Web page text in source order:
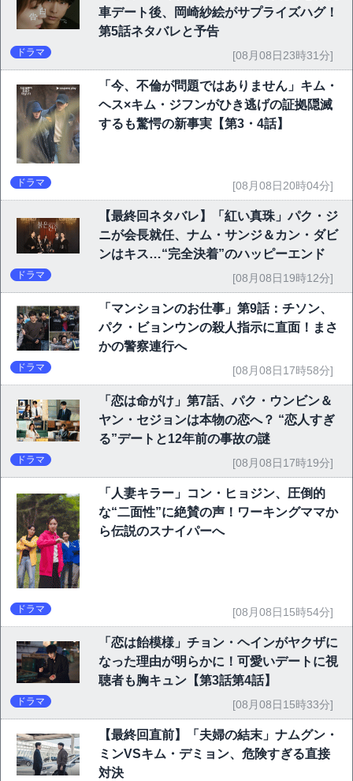
車デート後、岡崎紗絵がサプライズハグ！
第5話ネタバレと予告
ドラマ [08月08日23時31分]
「今、不倫が問題ではありません」キム・
ヘス×キム・ジフンがひき逃げの証拠隠滅
するも驚愕の新事実【第3・4話】
ドラマ [08月08日20時04分]
【最終回ネタバレ】「紅い真珠」パク・ジ
ニが会長就任、ナム・サンジ＆カン・ダビ
ンはキス…“完全決着”のハッピーエンド
ドラマ [08月08日19時12分]
「マンションのお仕事」第9話：チソン、
パク・ビョンウンの殺人指示に直面！まさ
かの警察連行へ
ドラマ [08月08日17時58分]
「恋は命がけ」第7話、パク・ウンビン＆
ヤン・セジョンは本物の恋へ？ “恋人すぎ
る”デートと12年前の事故の謎
ドラマ [08月08日17時19分]
「人妻キラー」コン・ヒョジン、圧倒的
な“二面性”に絶賛の声！ワーキングママか
ら伝説のスナイパーへ
ドラマ [08月08日15時54分]
「恋は飴模様」チョン・ヘインがヤクザに
なった理由が明らかに！可愛いデートに視
聴者も胸キュン【第3話第4話】
ドラマ [08月08日15時33分]
【最終回直前】「夫婦の結末」ナムグン・
ミンVSキム・デミョン、危険すぎる直接
対決